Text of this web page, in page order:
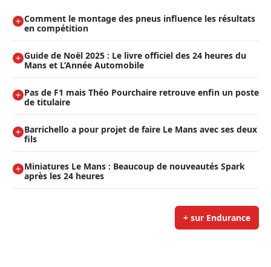
Comment le montage des pneus influence les résultats
en compétition
Guide de Noël 2025 : Le livre officiel des 24 heures du
Mans et L’Année Automobile
Pas de F1 mais Théo Pourchaire retrouve enfin un poste
de titulaire
Barrichello a pour projet de faire Le Mans avec ses deux
fils
Miniatures Le Mans : Beaucoup de nouveautés Spark
après les 24 heures
+ sur Endurance